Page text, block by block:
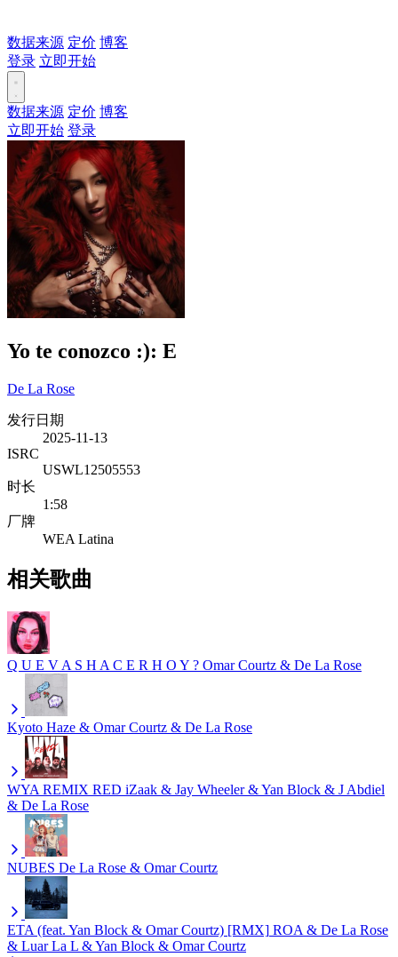
数据来源 定价 博客
登录 立即开始
数据来源 定价 博客
立即开始 登录
Yo te conozco :): E
De La Rose
发行日期
2025-11-13
ISRC
USWL12505553
时长
1:58
厂牌
WEA Latina
相关歌曲
Q U E V A S H A C E R H O Y ? Omar Courtz & De La Rose
Kyoto Haze & Omar Courtz & De La Rose
WYA REMIX RED iZaak & Jay Wheeler & Yan Block & J Abdiel
& De La Rose
NUBES De La Rose & Omar Courtz
ETA (feat. Yan Block & Omar Courtz) [RMX] ROA & De La Rose
& Luar La L & Yan Block & Omar Courtz